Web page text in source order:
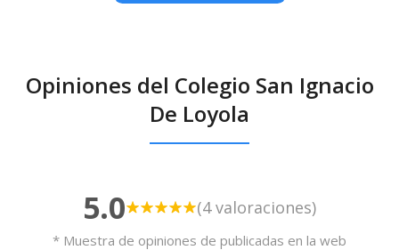
Opiniones del Colegio San Ignacio
De Loyola
5.0 (4 valoraciones)
* Muestra de opiniones de publicadas en la web